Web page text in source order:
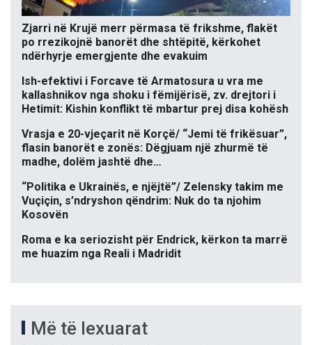
Zjarri në Krujë merr përmasa të frikshme, flakët
po rrezikojnë banorët dhe shtëpitë, kërkohet
ndërhyrje emergjente dhe evakuim
Ish-efektivi i Forcave të Armatosura u vra me
kallashnikov nga shoku i fëmijërisë, zv. drejtori i
Hetimit: Kishin konflikt të mbartur prej disa kohësh
Vrasja e 20-vjeçarit në Korçë/ “Jemi të frikësuar”,
flasin banorët e zonës: Dëgjuam një zhurmë të
madhe, dolëm jashtë dhe…
“Politika e Ukrainës, e njëjtë”/ Zelensky takim me
Vuçiçin, s’ndryshon qëndrim: Nuk do ta njohim
Kosovën
Roma e ka seriozisht për Endrick, kërkon ta marrë
me huazim nga Reali i Madridit
Më të lexuarat